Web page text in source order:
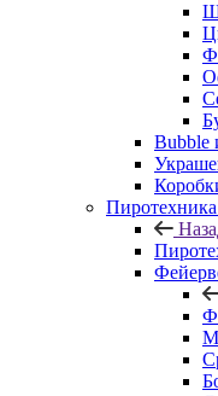
Bubble
Пиротехника